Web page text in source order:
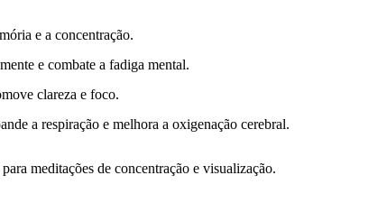
e a concentração.
e combate a fadiga mental.
clareza e foco.
a respiração e melhora a oxigenação cerebral.
meditações de concentração e visualização.